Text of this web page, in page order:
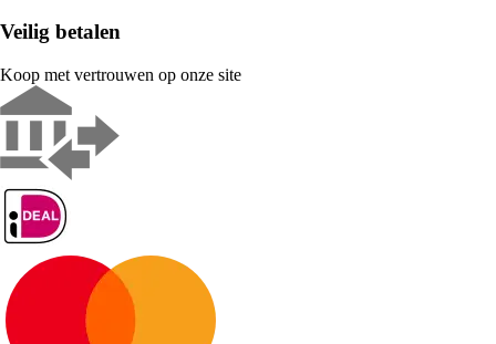
Veilig betalen
Koop met vertrouwen op onze site